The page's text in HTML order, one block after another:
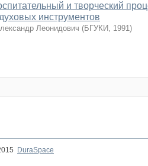
и творческий
инструментов
Леонидович (БГУКИ, 1991)
DuraSpace